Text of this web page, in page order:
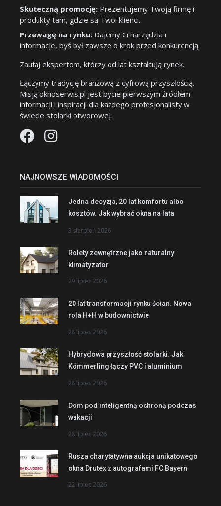
Skuteczną promocję: Prezentujemy Twoją firmę i
produkty tam, gdzie są Twoi klienci.
Przewagę na rynku: Dajemy Ci narzędzia i
informacje, byś był zawsze o krok przed konkurencją.
Zaufaj ekspertom, którzy od lat kształtują rynek.
Łączymy tradycję branżową z cyfrową przyszłością.
Misją oknoserwis.pl jest bycie pierwszym źródłem
informacji i inspiracji dla każdego profesjonalisty w
świecie stolarki otworowej.
NAJNOWSZE WIADOMOŚCI
Jedna decyzja, 20 lat komfortu albo
kosztów. Jak wybrać okna na lata
3 sierpień 2026
Rolety zewnętrzne jako naturalny
klimatyzator
29 lipiec 2026
20 lat transformacji rynku ścian. Nowa
rola H+H w budownictwie
28 lipiec 2026
Hybrydowa przyszłość stolarki. Jak
Kömmerling łączy PVC i aluminium
28 lipiec 2026
Dom pod inteligentną ochroną podczas
wakacji
28 lipiec 2026
Rusza charytatywna aukcja unikatowego
okna Drutex z autografami FC Bayern
22 lipiec 2026